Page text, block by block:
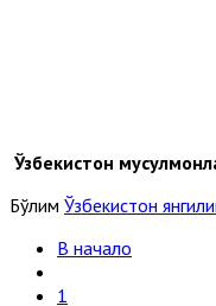
Ўзбекистон
Бўлим Ўзбекистон
В начало
1